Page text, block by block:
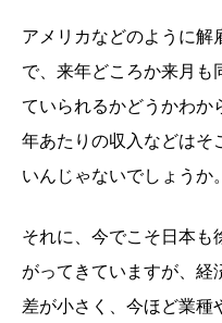
アメリカなどのように解
で、来年どころか来月も
ていられるかどうかわか
年あたりの収入などはそ
いんじゃないでしょうか。
それに、今でこそ日本も
がってきていますが、経
差が小さく、今ほど業種